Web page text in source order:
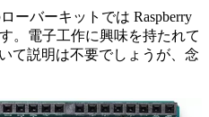
ーバーキットでは Raspberry
。電子工作に興味を持たれて
て説明は不要でしょうが、念